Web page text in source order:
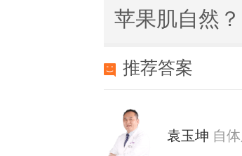
苹果肌自然？
推荐答案
袁玉坤 自